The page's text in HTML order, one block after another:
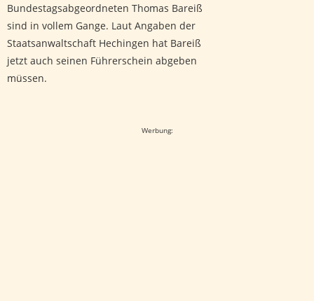
Bundestagsabgeordneten Thomas Bareiß
sind in vollem Gange. Laut Angaben der
Staatsanwaltschaft Hechingen hat Bareiß
jetzt auch seinen Führerschein abgeben
müssen.
Werbung: